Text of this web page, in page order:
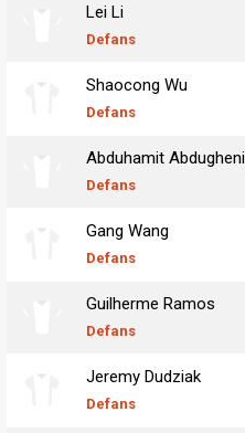
Lei Li
Defans
Shaocong Wu
Defans
Abduhamit Abdugheni
Defans
Gang Wang
Defans
Guilherme Ramos
Defans
Jeremy Dudziak
Defans